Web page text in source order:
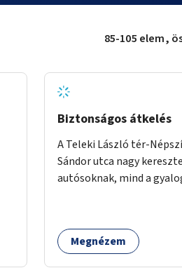
85-105 elem,
Biztonságos átkelés
A Teleki László tér-
Sándor utca nagy
autósoknak, mind a
rendszer bevezetését,
időzítése figyelembe veszi
Megnézem